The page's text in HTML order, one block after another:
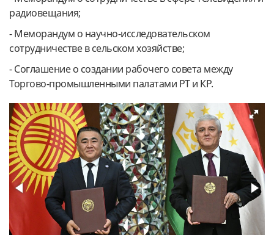
радиовещания;
- Меморандум о научно-исследовательском
сотрудничестве в сельском хозяйстве;
- Соглашение о создании рабочего совета между
Торгово-промышленными палатами РТ и КР.